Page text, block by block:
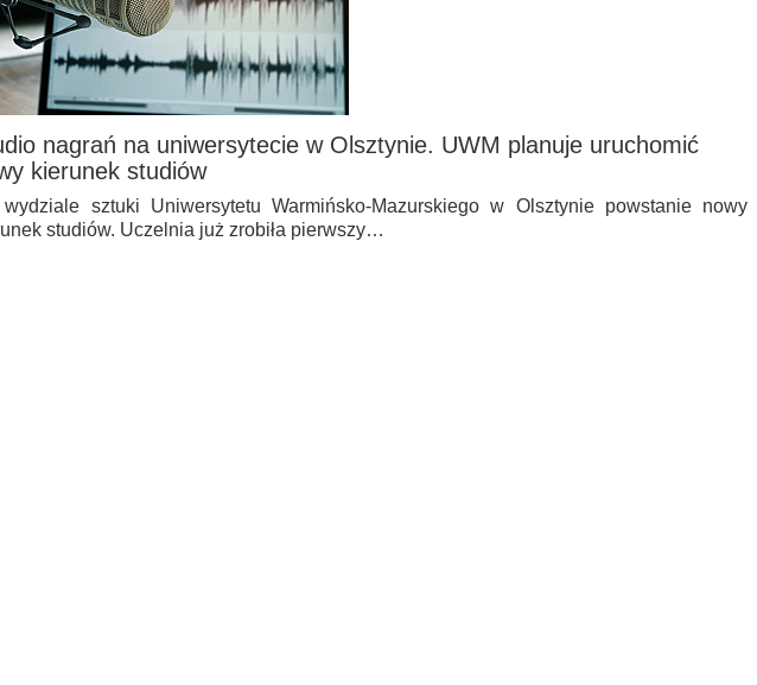
nagrań na uniwersytecie w Olsztynie. UWM planuje uruchomić
kierunek studiów
sztuki Uniwersytetu Warmińsko-Mazurskiego w Olsztynie powstanie nowy
studiów. Uczelnia już zrobiła pierwszy…